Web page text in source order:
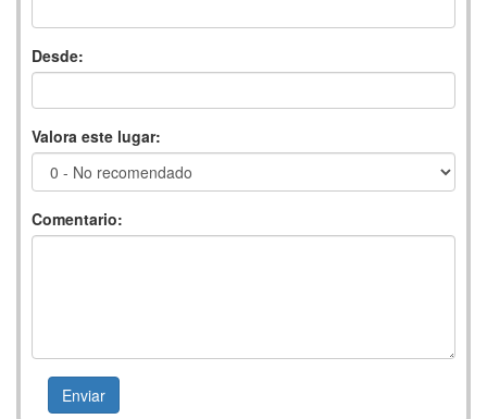
Desde:
Valora este lugar:
Comentario: